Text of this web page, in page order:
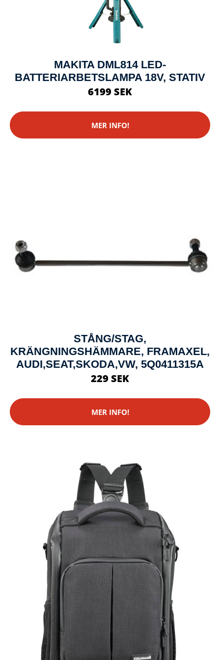
MAKITA DML814 LED-
BATTERIARBETSLAMPA 18V, STATIV
6199 SEK
MER INFO!
STÅNG/STAG,
KRÄNGNINGSHÄMMARE, FRAMAXEL,
AUDI,SEAT,SKODA,VW, 5Q0411315A
229 SEK
MER INFO!